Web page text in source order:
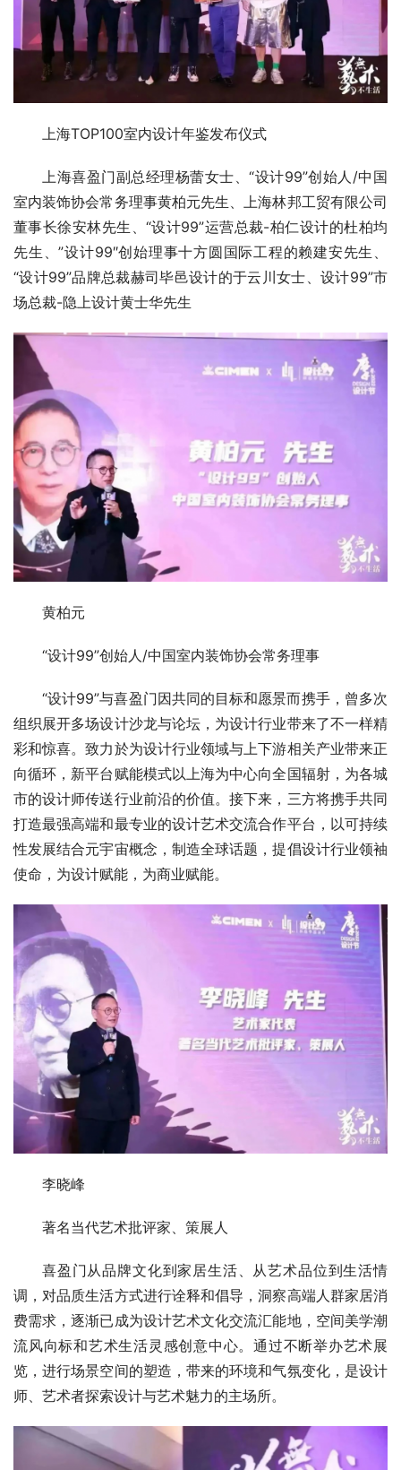
上海TOP100室内设计年鉴发布仪式
上海喜盈门副总经理杨蕾女士、“设计99”创始人/中国
室内装饰协会常务理事黄柏元先生、上海林邦工贸有限公司
董事长徐安林先生、“设计99”运营总裁-柏仁设计的杜柏均
先生、”设计99″创始理事十方圆国际工程的赖建安先生、
“设计99”品牌总裁赫司毕邑设计的于云川女士、设计99”市
场总裁-隐上设计黄士华先生
黄柏元
“设计99”创始人/中国室内装饰协会常务理事
“设计99”与喜盈门因共同的目标和愿景而携手，曾多次
组织展开多场设计沙龙与论坛，为设计行业带来了不一样精
彩和惊喜。致⼒於为设计⾏业领域与上下游相关产业带来正
向循环，新平台赋能模式以上海为中⼼向全国辐射，为各城
市的设计师传送⾏业前沿的价值。接下来，三方将携手共同
打造最强高端和最专业的设计艺术交流合作平台，以可持续
性发展结合元宇宙概念，制造全球话题，提倡设计⾏业领袖
使命，为设计赋能，为商业赋能。
李晓峰
著名当代艺术批评家、策展人
喜盈门从品牌文化到家居生活、从艺术品位到生活情
调，对品质生活方式进行诠释和倡导，洞察高端人群家居消
费需求，逐渐已成为设计艺术文化交流汇能地，空间美学潮
流风向标和艺术生活灵感创意中心。通过不断举办艺术展
览，进行场景空间的塑造，带来的环境和气氛变化，是设计
师、艺术者探索设计与艺术魅力的主场所。